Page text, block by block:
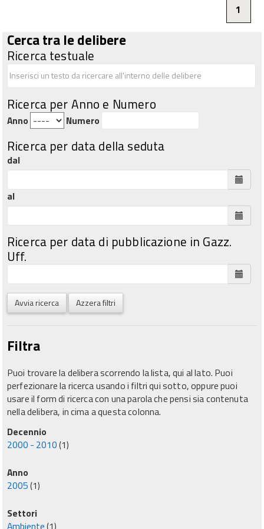
1
Cerca tra le delibere
Ricerca testuale
Ricerca per Anno e Numero
Anno Numero
Ricerca per data della seduta
dal
al
Ricerca per data di pubblicazione in Gazz.
Uff.
Avvia ricerca Azzera filtri
Filtra
Puoi trovare la delibera scorrendo la lista, qui al lato. Puoi
perfezionare la ricerca usando i filtri qui sotto, oppure puoi
usare il form di ricerca con una parola che pensi sia contenuta
nella delibera, in cima a questa colonna.
Decennio
2000 - 2010(1)
Anno
2005(1)
Settori
Ambiente(1)